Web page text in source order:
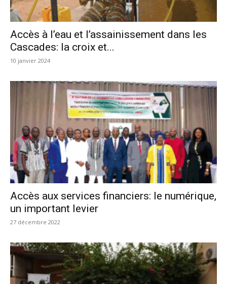
Accès à l’eau et l’assainissement dans les
Cascades: la croix et...
10 janvier 2024
Accès aux services financiers: le numérique,
un important levier
27 décembre 2022